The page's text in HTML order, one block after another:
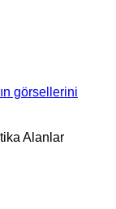
görsellerini
Alanlar